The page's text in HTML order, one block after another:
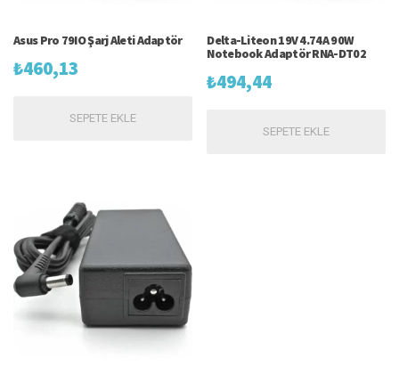
Asus Pro 79IO Şarj Aleti Adaptör
₺460,13
SEPETE EKLE
Delta-Liteon 19V 4.74A 90W
Notebook Adaptör RNA-DT02
₺494,44
SEPETE EKLE